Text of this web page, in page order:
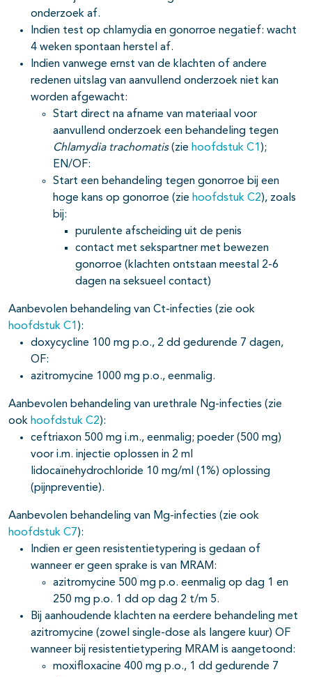
onderzoek af.
Indien test op chlamydia en gonorroe negatief: wacht
4 weken spontaan herstel af.
Indien vanwege ernst van de klachten of andere
redenen uitslag van aanvullend onderzoek niet kan
worden afgewacht:
Start direct na afname van materiaal voor
aanvullend onderzoek een behandeling tegen
Chlamydia trachomatis(zie hoofdstuk C1 );
EN/OF:
Start een behandeling tegen gonorroe bij een
hoge kans op gonorroe (zie hoofdstuk C2), zoals
bij:
purulente afscheiding uit de penis
contact met sekspartner met bewezen
gonorroe (klachten ontstaan meestal 2-6
dagen na seksueel contact)
Aanbevolen behandeling van Ct-infecties (zie ook
hoofdstuk C1 ):
doxycycline 100 mg p.o., 2 dd gedurende 7 dagen,
OF:
azitromycine 1000 mg p.o., eenmalig.
Aanbevolen behandeling van urethrale Ng-infecties (zie
ook hoofdstuk C2):
ceftriaxon 500 mg i.m., eenmalig; poeder (500 mg)
voor i.m. injectie oplossen in 2 ml
lidocaïnehydrochloride 10 mg/ml (1%) oplossing
(pijnpreventie).
Aanbevolen behandeling van Mg-infecties (zie ook
hoofdstuk C7):
Indien er geen resistentietypering is gedaan of
wanneer er geen sprake is van MRAM:
azitromycine 500 mg p.o. eenmalig op dag 1 en
250 mg p.o. 1 dd op dag 2 t/m 5.
Bij aanhoudende klachten na eerdere behandeling met
azitromycine (zowel single-dose als langere kuur) OF
wanneer bij resistentietypering MRAM is aangetoond:
moxifloxacine 400 mg p.o., 1 dd gedurende 7